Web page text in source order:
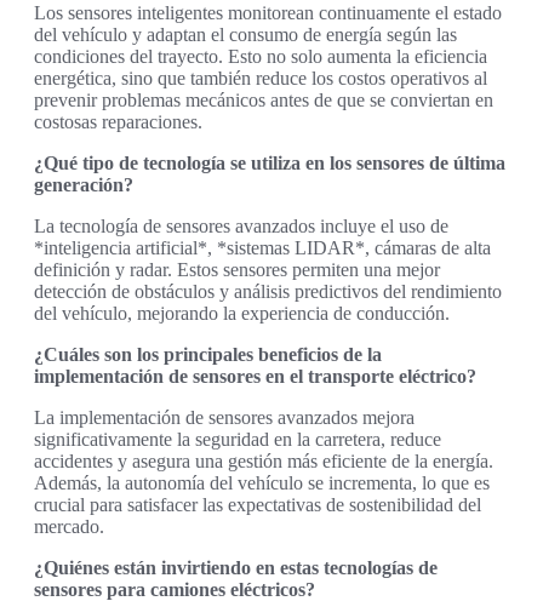
Los sensores inteligentes monitorean continuamente el estado
del vehículo y adaptan el consumo de energía según las
condiciones del trayecto. Esto no solo aumenta la eficiencia
energética, sino que también reduce los costos operativos al
prevenir problemas mecánicos antes de que se conviertan en
costosas reparaciones.
¿Qué tipo de tecnología se utiliza en los sensores de última
generación?
La tecnología de sensores avanzados incluye el uso de
*inteligencia artificial*, *sistemas LIDAR*, cámaras de alta
definición y radar. Estos sensores permiten una mejor
detección de obstáculos y análisis predictivos del rendimiento
del vehículo, mejorando la experiencia de conducción.
¿Cuáles son los principales beneficios de la
implementación de sensores en el transporte eléctrico?
La implementación de sensores avanzados mejora
significativamente la seguridad en la carretera, reduce
accidentes y asegura una gestión más eficiente de la energía.
Además, la autonomía del vehículo se incrementa, lo que es
crucial para satisfacer las expectativas de sostenibilidad del
mercado.
¿Quiénes están invirtiendo en estas tecnologías de
sensores para camiones eléctricos?